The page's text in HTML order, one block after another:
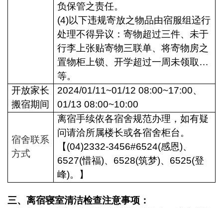
负保管之责任。
(4)以下违规寄放之物品由宿服组迳行
处理不得异议：寄物超过三件、未于
行李上张贴寄物三联单、将寄物房之
置物柜上锁、开学超过一周未领取…
等。
开放家长
搬宿期间
2024/01/11~01/12 08:00~17:00、
01/13 08:00~10:00
宿舍联系
方式
离宿手续依各宿舍规范办理，如有疑
问请洽所属楼长或各宿舍柜台。
【(04)2332-3456#6524(感恩)、
6527(惜福)、6528(筑梦)、6525(登
峰)。】
三、离宿寝室清洁检查注意事项：